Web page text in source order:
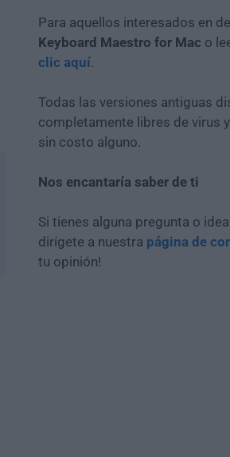
Para aquellos interesados en
Keyboard Maestro for Mac o
clic aquí.
Todas las versiones antiguas
completamente libres de virus
sin costo alguno.
Nos encantaría saber de ti
Si tienes alguna pregunta o
dirígete a nuestra página de
tu opinión!